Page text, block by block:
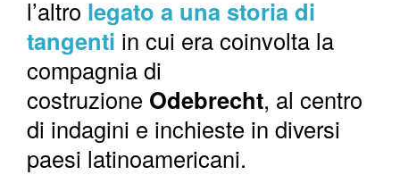
l’altro legato a una storia di
tangenti in cui era coinvolta la
compagnia di
costruzione Odebrecht, al centro
di indagini e inchieste in diversi
paesi latinoamericani.